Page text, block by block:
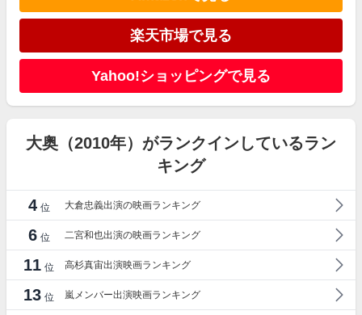
楽天市場で見る
Yahoo!ショッピングで見る
大奥（2010年）がランクインしているラン
キング
4 位 大倉忠義出演の映画ランキング
6 位 二宮和也出演の映画ランキング
11 位 高杉真宙出演映画ランキング
13 位 嵐メンバー出演映画ランキング